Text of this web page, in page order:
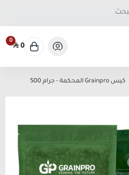
0
0
كيس Grainpro المحكمة - جرام 500